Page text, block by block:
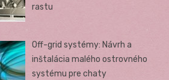
rastu
Off-grid systémy: Návrh a
inštalácia malého ostrovného
systému pre chaty